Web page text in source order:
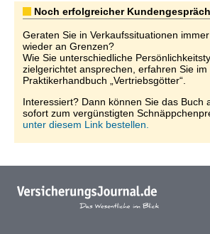
Noch erfolgreicher
Geraten Sie in Verkaufssituationen immer
wieder an Grenzen?
Wie Sie unterschiedliche
zielgerichtet ansprechen, erfahren Sie im
Praktikerhandbuch „Vertriebsgötter“.
Interessiert? Dann können Sie das Buch
sofort zum vergünstigten
unter diesem Link bestellen.